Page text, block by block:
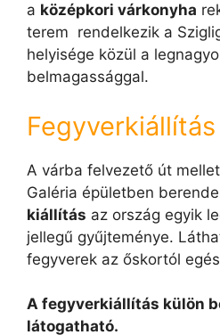
a középkori várkonyha
terem rendelkezik a
helyisége közül a
belmagassággal.
Fegyverkiállítás
A várba felvezető út
Galéria épületben
kiállítás az ország egyik
jellegű gyűjteménye.
fegyverek az őskortól
A fegyverkiállítás külön
látogatható.